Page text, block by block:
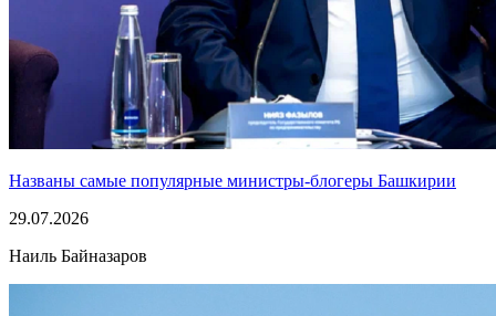
Названы самые популярные министры-блогеры Башкирии
29.07.2026
Наиль Байназаров